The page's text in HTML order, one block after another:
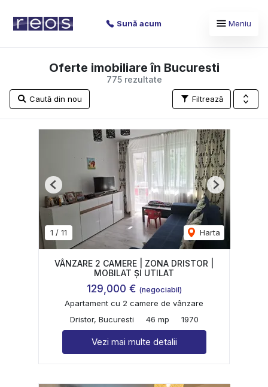
Sună acum Meniu
775 rezultate
Oferte imobiliare în Bucuresti
Filtrează
Caută din nou
1 / 11 Harta
Previous Next
VÂNZARE 2 CAMERE | ZONA DRISTOR |
MOBILAT ȘI UTILAT
129,000 € (negociabil)
Apartament cu 2 camere de vânzare
Dristor, Bucuresti
46 mp 1970
Vezi mai multe detalii